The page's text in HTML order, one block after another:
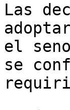
Las
el
se